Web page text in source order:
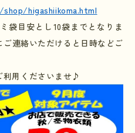
higashiikoma.html
袋目安とし 10袋までとなりま
連絡いただけると日時などご
利用くださいませ♪